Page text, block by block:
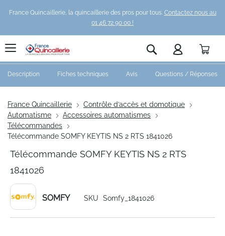
France Quincaillerie, la quincaillerie des pros pour tous. Contactez nous au
01 46 72 90 00 !
Rechercher
France Quincaillerie
Contrôle d’accès et domotique
Automatisme
Accessoires automatismes
Télécommandes
Télécommande SOMFY KEYTIS NS 2 RTS 1841026
Télécommande SOMFY KEYTIS NS 2 RTS
1841026
SOMFY SKU Somfy_1841026
Description Fiches techniques Avis Questions / Réponses